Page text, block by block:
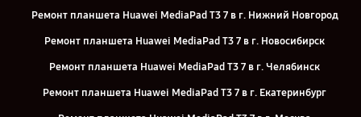
Ремонт планшета Huawei MediaPad T3 7 в г. Нижний Новгород
Ремонт планшета Huawei MediaPad T3 7 в г. Новосибирск
Ремонт планшета Huawei MediaPad T3 7 в г. Челябинск
Ремонт планшета Huawei MediaPad T3 7 в г. Екатеринбург